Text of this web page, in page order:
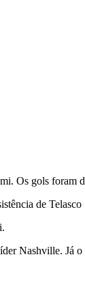
Os gols foram
de
Nashville. Já